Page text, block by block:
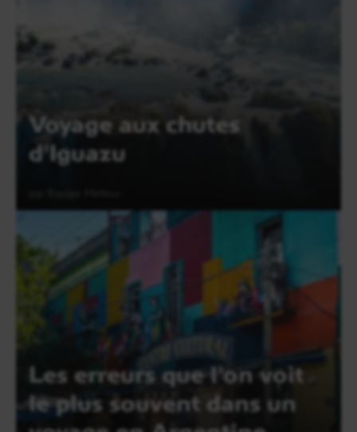
Voyage aux chutes
d'Iguazu
Lire l'article
Les erreurs que l'on voit
le plus souvent dans un